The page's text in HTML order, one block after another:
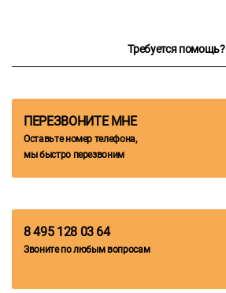
Требуется помощь?
ПЕРЕЗВОНИТЕ МНЕ
Оставьте номер телефона,
мы быстро перезвоним
8 495 128 03 64
Звоните по любым вопросам